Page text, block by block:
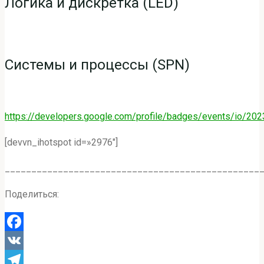
Системы и процессы (SPN)
https://developers.google.com/profile/badges/events/io/
[devvn_ihotspot id=»2976″]
Поделиться:
Facebook
VK